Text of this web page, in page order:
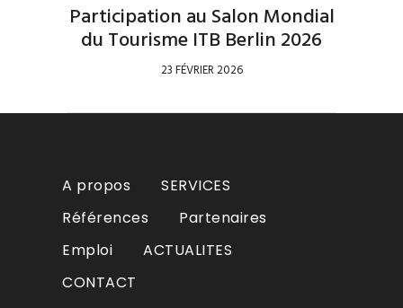
Participation au Salon Mondial
du Tourisme ITB Berlin 2026
23 FÉVRIER 2026
A propos
SERVICES
Références
Partenaires
Emploi
ACTUALITES
CONTACT